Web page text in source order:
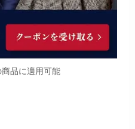
品に適用可能